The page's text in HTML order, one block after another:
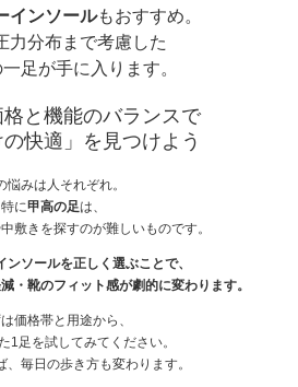
インソールもおすすめ。
力分布まで考慮した
足が手に入ります。
格と機能のバランスで
の快適」を見つけよう
悩みは人それぞれ。
特に甲高の足は、
敷きを探すのが難しいものです。
ンソールを正しく選ぶことで、
・靴のフィット感が劇的に変わります。
価格帯と用途から、
1足を試してみてください。
、毎日の歩き方も変わります。